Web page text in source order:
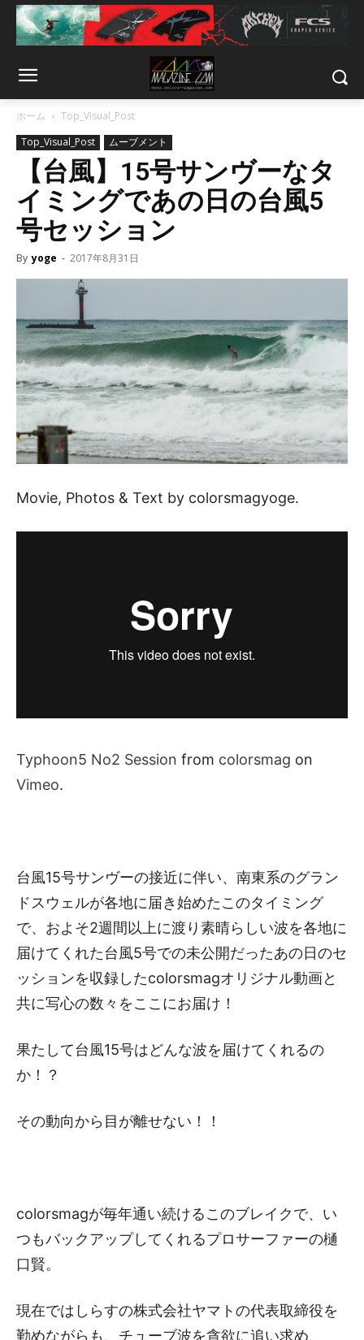
ホーム
Top_Visual_Post
Top_Visual_Post
ムーブメント
【台風】15号サンヴーなタ
イミングであの日の台風5
号セッション
By yoge - 2017年8月31日
Movie, Photos & Text by colorsmagyoge.
Typhoon5 No2 Session from colorsmag on
Vimeo.
台風15号サンヴーの接近に伴い、南東系のグラン
ドスウェルが各地に届き始めたこのタイミング
で、およそ2週間以上に渡り素晴らしい波を各地に
届けてくれた台風5号での未公開だったあの日のセ
ッションを収録したcolorsmagオリジナル動画と
共に写心の数々をここにお届け！
果たして台風15号はどんな波を届けてくれるの
か！？
その動向から目が離せない！！
colorsmagが毎年通い続けるこのブレイクで、い
つもバックアップしてくれるプロサーファーの樋
口賢。
現在ではしらすの株式会社ヤマトの代表取締役を
勤めながらも、チューブ波を貪欲に追い求め、